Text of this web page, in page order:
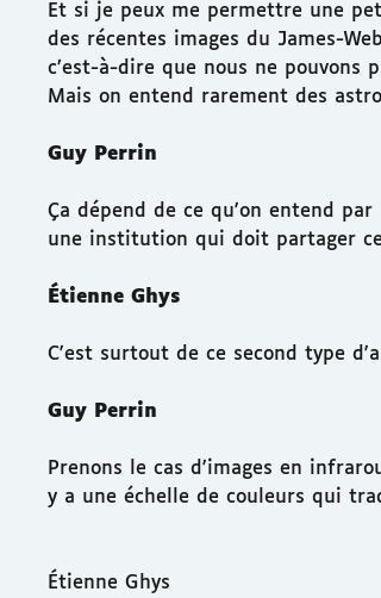
Et si je peux me permettre une
des récentes images du James-
c’est-à-dire que nous ne
Mais on entend rarement des
Guy Perrin
Ça dépend de ce qu'on entend
une institution qui doit partager
Étienne Ghys
C'est surtout de ce second type
Guy Perrin
Prenons le cas d'images en
y a une échelle de couleurs qui
Étienne Ghys